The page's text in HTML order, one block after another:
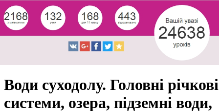
Води суходолу. Головні річкові
системи, озера, підземні води,